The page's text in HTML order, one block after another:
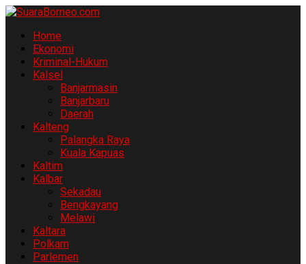
Home
Ekonomi
Kriminal-Hukum
Kalsel
Banjarmasin
Banjarbaru
Daerah
Kalteng
Palangka Raya
Kuala Kapuas
Kaltim
Kalbar
Sekadau
Bengkayang
Melawi
Kaltara
Polkam
Parlemen